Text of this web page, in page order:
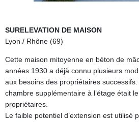
SURELEVATION DE MAISON
Lyon / Rhône (69)
Cette maison mitoyenne en béton de
années 1930 a déjà connu plusieurs
aux besoins des propriétaires successifs.
chambre supplémentaire à l’étage était
propriétaires.
Le faible potentiel d’extension est utilisé